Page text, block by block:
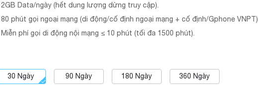
Data/ngày (hết dung lượng dừng truy cập).
phút gọi ngoại mạng (di động/cố định ngoại mạng + cố định/Gphone VNPT).
phí gọi di động nội mạng ≤ 10 phút (tối đa 1500 phút).
30 Ngày 90 Ngày 180 Ngày 360 Ngày